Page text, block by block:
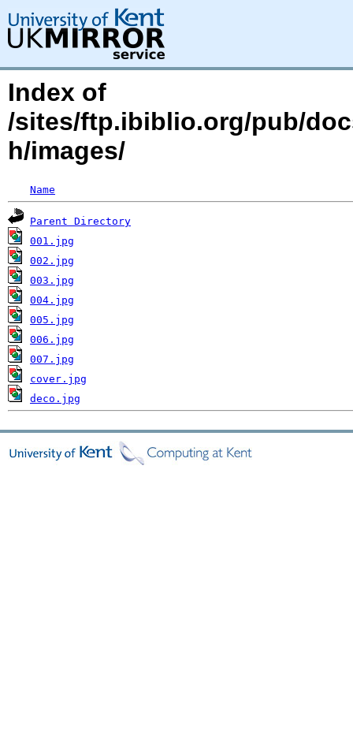
Index of
/sites/ftp.ibiblio.org/pub/
h/images/
Name
Parent Directory
001.jpg
002.jpg
003.jpg
004.jpg
005.jpg
006.jpg
007.jpg
cover.jpg
deco.jpg